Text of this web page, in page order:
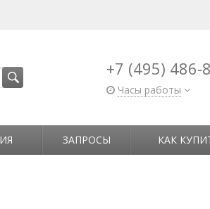
+7 (495) 486-
Часы работы
ЗАПРОСЫ КАК